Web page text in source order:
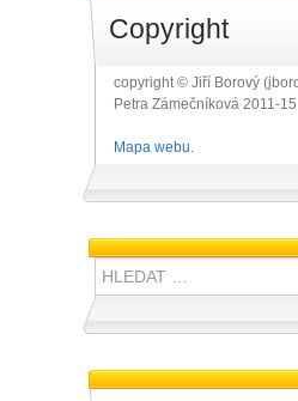
Copyright
copyright © Jiří Borový
Petra Zámečníková 2011-15
Mapa webu.
Hledat: